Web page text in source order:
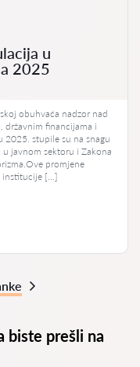
u
2025
obuhvaća nadzor nad
državnim financijama i
2025. stupile su na snagu
javnom sektoru i Zakona
promjene
institucije […]
biste prešli na